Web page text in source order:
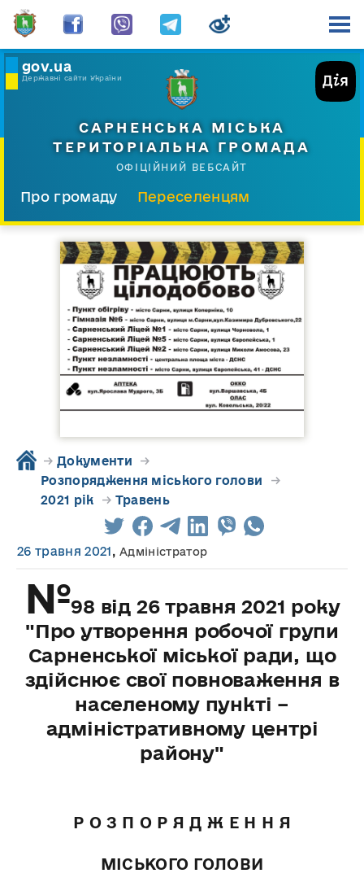
gov.ua
Державні сайти України
САРНЕНСЬКА МІСЬКА
ТЕРИТОРІАЛЬНА ГРОМАДА
ОФІЦІЙНИЙ ВЕБСАЙТ
Про громаду
Переселенцям
Прес-центр
→ Документи →
Розпорядження міського голови →
2021 рік → Травень
26 травня 2021 ,Адміністратор
№98 від 26 травня 2021 року
"Про утворення робочої групи
Сарненської міської ради, що
здійснює свої повноваження в
населеному пункті –
адміністративному центрі
району"
Р О З П О Р Я Д Ж Е Н Н Я
МІСЬКОГО ГОЛОВИ